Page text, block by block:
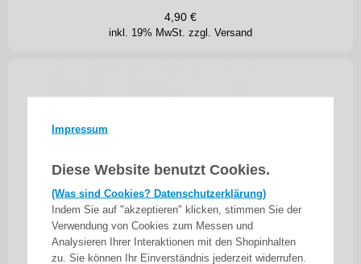
Impressum
Diese Website benutzt Cookies.
(Was sind Cookies? Datenschutzerklärung)
Indem Sie auf "akzeptieren" klicken, stimmen Sie der
Verwendung von Cookies zum Messen und
Analysieren Ihrer Interaktionen mit den Shopinhalten
zu. Sie können Ihr Einverständnis jederzeit widerrufen.
inkl. 19% MwSt. zzgl. Versand
4,90 €